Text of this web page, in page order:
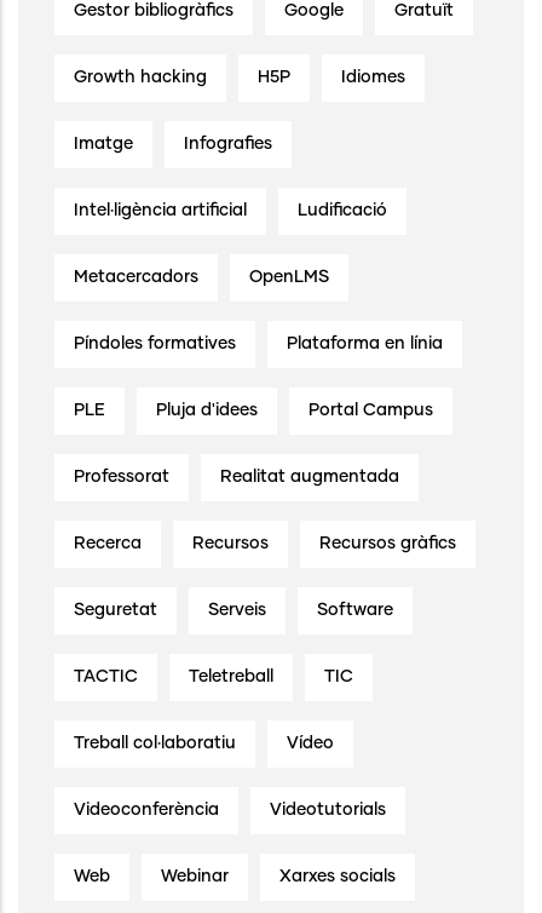
Gestor bibliogràfics Google Gratuït
Growth hacking H5P Idiomes
Imatge Infografies
Intel·ligència artificial Ludificació
Metacercadors OpenLMS
Píndoles formatives Plataforma en línia
PLE Pluja d'idees Portal Campus
Professorat Realitat augmentada
Recerca Recursos Recursos gràfics
Seguretat Serveis Software
TACTIC Teletreball TIC
Treball col·laboratiu Vídeo
Videoconferència Videotutorials
Web Webinar Xarxes socials